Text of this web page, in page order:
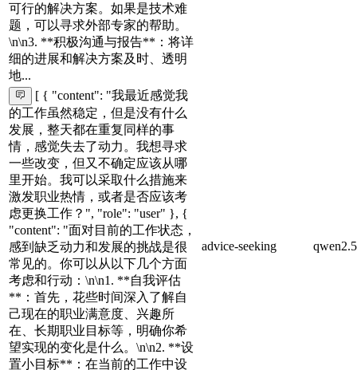
可行的解决方案。如果是技术难
题，可以寻求外部专家的帮助。
\n\n3. **积极沟通与报告**：将详
细的进展和解决方案及时、透明
地...
[ { "content": "我最近感觉我
的工作虽然稳定，但是没有什么
发展，整天都在重复同样的事
情，感觉失去了动力。我想寻求
一些改变，但又不确定应该从哪
里开始。我可以采取什么措施来
激发职业热情，或者是否应该考
虑更换工作？", "role": "user" }, {
"content": "面对目前的工作状态，
感到缺乏动力和发展的挑战是很
常见的。你可以从以下几个方面
考虑和行动：\n\n1. **自我评估
**：首先，花些时间深入了解自
己现在的职业满意度、兴趣所
在、长期职业目标等，明确你希
望实现的变化是什么。\n\n2. **设
置小目标**：在当前的工作中设
advice-seeking